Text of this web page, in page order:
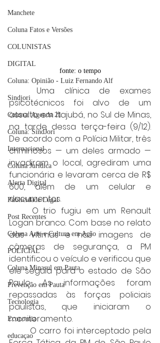
Manchete
Coluna Fatos e Versões
COLUNISTAS
DIGITAL
Coluna: Opinião - Luiz Fernando Alf
Sindjori
Coluna: Agenda 21
Coluna: SindJori
Internacional
Coluna Jurídica
Alerta Digital
Publicidade Legal
Post Recentes
Coluna Arte e Cultura em Ação
POLICIAL
Coluna Minasul em Pauta
Prevenção em Pauta
Tecnologia
Economia
educaçao
fonte: o tempo
psicotécnicos foi alvo de um
assalto em Itajubá, no Sul de Minas,
na tarde dessa terça-feira (9/12).
De acordo com a Polícia Militar, três
criminosos — um deles armado —
invadiram o local, agrediram uma
funcionária e levaram cerca de R$
600, além de um celular e
documentos.
Logan branco. Com base no relato
das vítimas e nas imagens de
câmeras de segurança, a PM
identificou o veículo e verificou que
ele seguia para o estado de São
Paulo. As informações foram
repassadas às forças policiais
paulistas, que iniciaram o
monitoramento.
	O carro foi interceptado pela